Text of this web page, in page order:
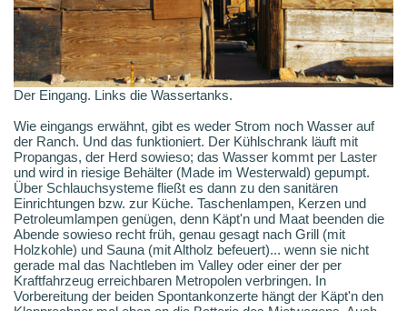
Der Eingang. Links die Wassertanks.
Wie eingangs erwähnt, gibt es weder Strom noch Wasser auf
der Ranch. Und das funktioniert. Der Kühlschrank läuft mit
Propangas, der Herd sowieso; das Wasser kommt per Laster
und wird in riesige Behälter (Made im Westerwald) gepumpt.
Über Schlauchsysteme fließt es dann zu den sanitären
Einrichtungen bzw. zur Küche. Taschenlampen, Kerzen und
Petroleumlampen genügen, denn Käpt'n und Maat beenden die
Abende sowieso recht früh, genau gesagt nach Grill (mit
Holzkohle) und Sauna (mit Altholz befeuert)... wenn sie nicht
gerade mal das Nachtleben im Valley oder einer der per
Kraftfahrzeug erreichbaren Metropolen verbringen. In
Vorbereitung der beiden Spontankonzerte hängt der Käpt'n den